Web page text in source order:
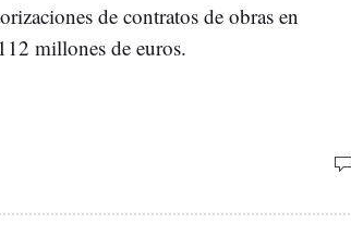
de contratos de obras en
millones de euros.